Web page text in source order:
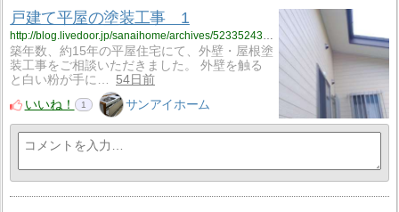
戸建て平屋の塗装工事 1
築年数、約15年の平屋住宅にて、外壁・屋根塗
装工事をご相談いただきました。 外壁を触る
と白い粉が手に…
54日前
いいね！
1 サンアイホーム